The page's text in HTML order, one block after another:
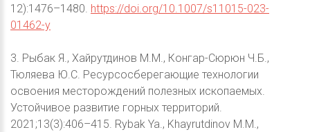
12):1476–1480. https://doi.org/10.1007/s11015-023-
01462-y
3. Рыбак Я., Хайрутдинов М.М., Конгар-Сюрюн Ч.Б.,
Тюляева Ю.С. Ресурсосберегающие технологии
освоения месторождений полезных ископаемых.
Устойчивое развитие горных территорий.
2021;13(3):406–415. Rybak Ya., Khayrutdinov M.M.,